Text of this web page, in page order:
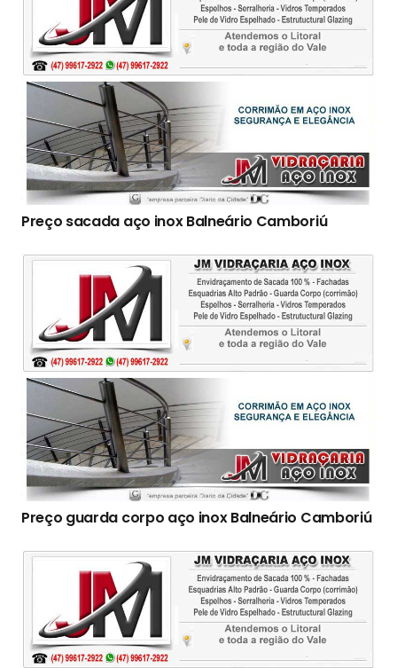
Preço sacada aço inox Balneário Camboriú
Preço guarda corpo aço inox Balneário Camboriú